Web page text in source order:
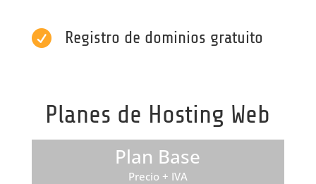
 Registro de dominios gratuito
Planes de Hosting Web
Plan Base
Precio + IVA